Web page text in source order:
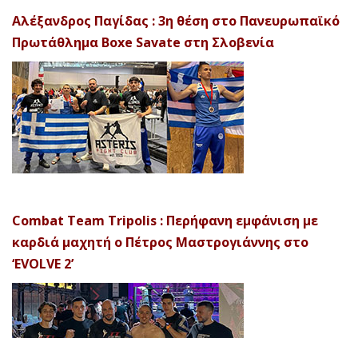
Αλέξανδρος Παγίδας : 3η θέση στο Πανευρωπαϊκό
Πρωτάθλημα Boxe Savate στη Σλοβενία
Combat Team Tripolis : Περήφανη εμφάνιση με
καρδιά μαχητή ο Πέτρος Μαστρογιάννης στο
‘EVOLVE 2’